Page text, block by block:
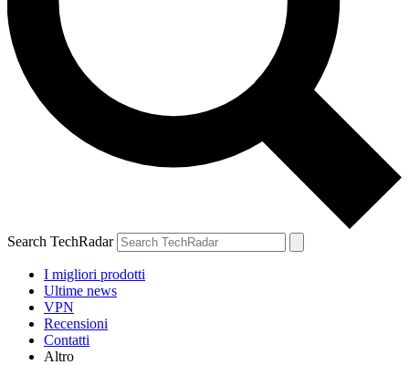
Search TechRadar
I migliori prodotti
Ultime news
VPN
Recensioni
Contatti
Altro